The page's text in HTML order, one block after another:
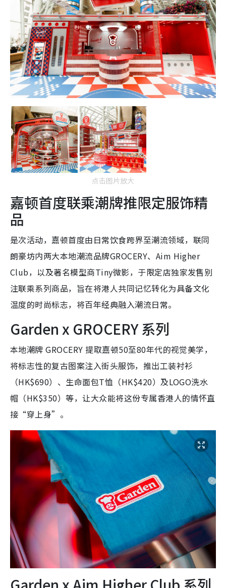
点击图片放大
嘉顿首度联乘潮牌推限定服饰精
品
是次活动，嘉顿首度由日常饮食跨界至潮流领域，联同
朗豪坊内两大本地潮流品牌GROCERY、Aim Higher
Club，以及著名模型商Tiny微影，于限定店独家发售别
注联乘系列商品，旨在将港人共同记忆转化为具备文化
温度的时尚标志，将百年经典融入潮流日常。
Garden x GROCERY 系列
本地潮牌 GROCERY 提取嘉顿50至80年代的视觉美学，
将标志性的复古图案注入街头服饰，推出工装衬衫
（HK$690）、生命面包T恤（HK$420）及LOGO洗水
帽（HK$350）等，让大众能将这份专属香港人的情怀直
接“穿上身”。